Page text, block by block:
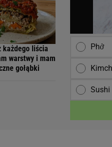
każdego liścia
warstwy i mam
gołąbki
Phở
Sushi